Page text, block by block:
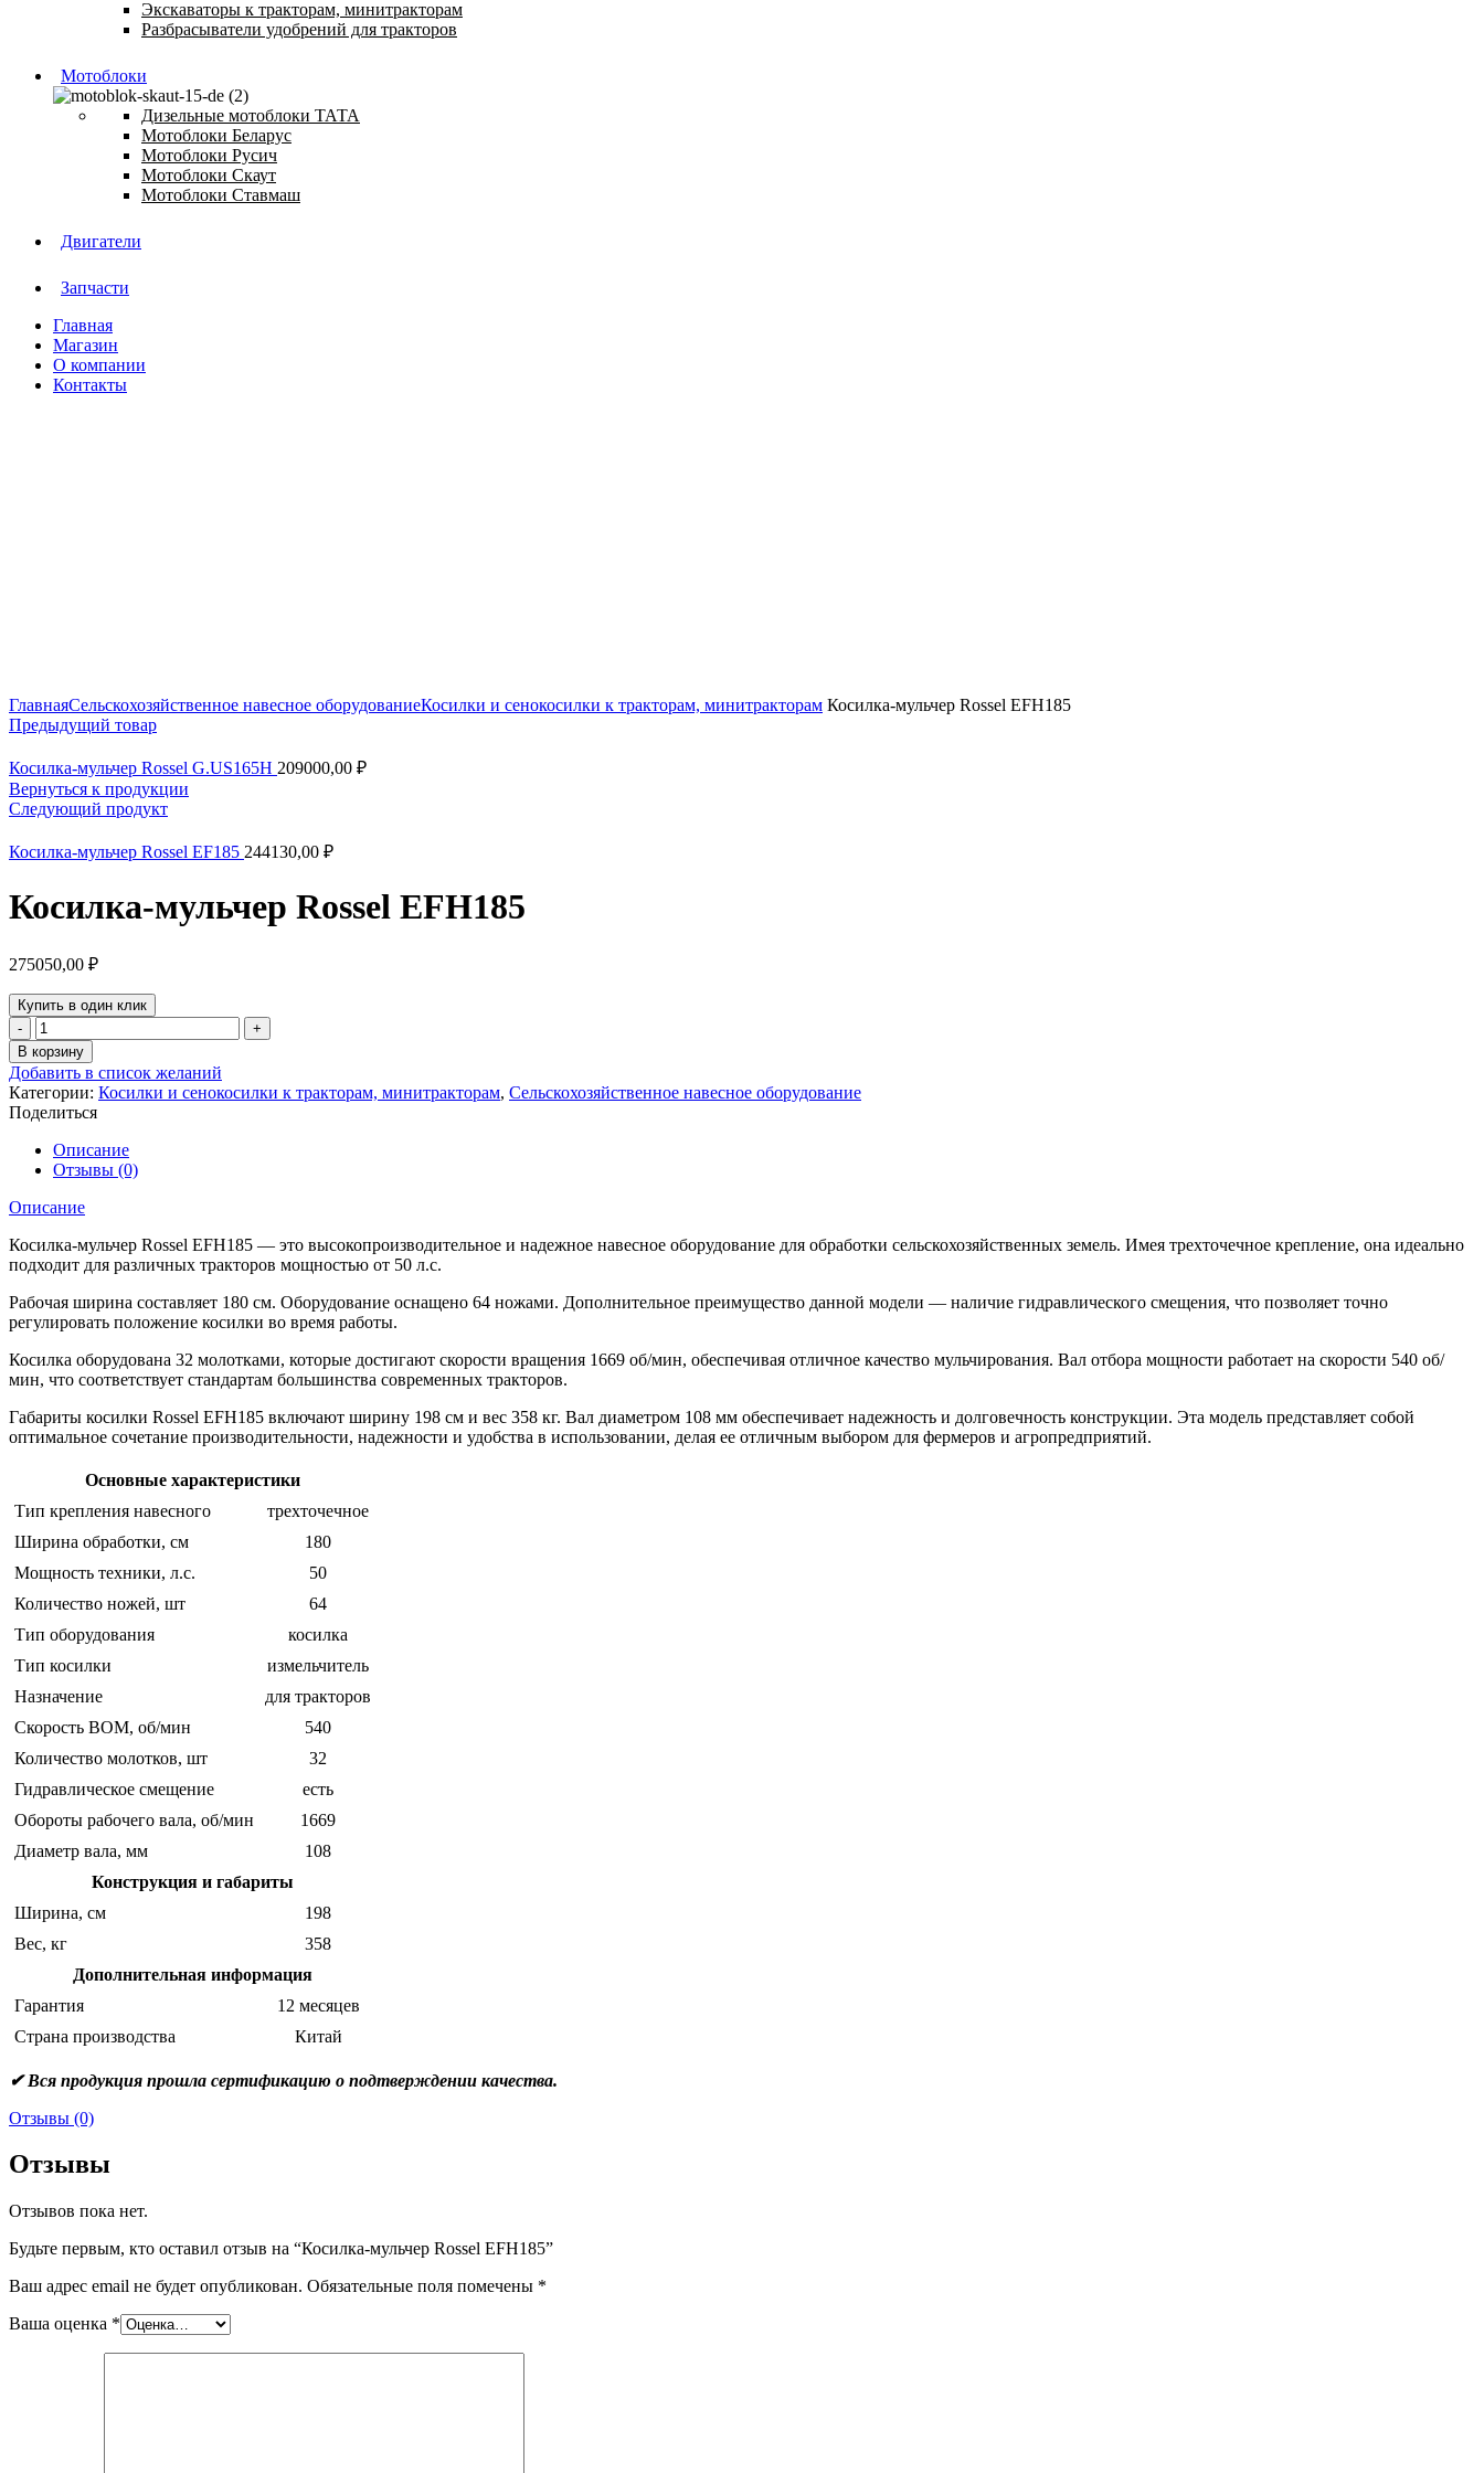
Экскаваторы к тракторам, минитракторам
Разбрасыватели удобрений для тракторов
Мотоблоки
Дизельные мотоблоки ТАТА
Мотоблоки Беларус
Мотоблоки Русич
Мотоблоки Скаут
Мотоблоки Ставмаш
Двигатели
Запчасти
Главная
Магазин
О компании
Контакты
ГлавнаяСельскохозяйственное навесное оборудованиеКосилки и сенокосилки к тракторам, минитракторам Косилка-мульчер Rossel EFH185
Предыдущий товар
Косилка-мульчер Rossel G.US165H 209000,00 ₽
Вернуться к продукции
Следующий продукт
Косилка-мульчер Rossel EF185 244130,00 ₽
Косилка-мульчер Rossel EFH185
275050,00 ₽
Купить в один клик
Количество
товара
Косилка-
мульчер
Rossel
EFH185
В корзину
Добавить в список желаний
Категории: Косилки и сенокосилки к тракторам, минитракторам, Сельскохозяйственное навесное оборудование
Поделиться
Описание
Отзывы (0)
Описание
Косилка-мульчер Rossel EFH185 — это высокопроизводительное и надежное навесное оборудование для обработки сельскохозяйственных земель. Имея трехточечное крепление, она идеально
подходит для различных тракторов мощностью от 50 л.с.
Рабочая ширина составляет 180 см. Оборудование оснащено 64 ножами. Дополнительное преимущество данной модели — наличие гидравлического смещения, что позволяет точно
регулировать положение косилки во время работы.
Косилка оборудована 32 молотками, которые достигают скорости вращения 1669 об/мин, обеспечивая отличное качество мульчирования. Вал отбора мощности работает на скорости 540 об/
мин, что соответствует стандартам большинства современных тракторов.
Габариты косилки Rossel EFH185 включают ширину 198 см и вес 358 кг. Вал диаметром 108 мм обеспечивает надежность и долговечность конструкции. Эта модель представляет собой
оптимальное сочетание производительности, надежности и удобства в использовании, делая ее отличным выбором для фермеров и агропредприятий.
Основные характеристики
Тип крепления навесного
трехточечное
Ширина обработки, см
180
Мощность техники, л.с.
50
Количество ножей, шт
64
Тип оборудования
косилка
Тип косилки
измельчитель
Назначение
для тракторов
Скорость ВОМ, об/мин
540
Количество молотков, шт
32
Гидравлическое смещение
есть
Обороты рабочего вала, об/мин
1669
Диаметр вала, мм
108
Конструкция и габариты
Ширина, см
198
Вес, кг
358
Дополнительная информация
Гарантия
12 месяцев
Страна производства
Китай
✔ Вся продукция прошла сертификацию о подтверждении качества.
Отзывы (0)
Отзывы
Отзывов пока нет.
Будьте первым, кто оставил отзыв на “Косилка-мульчер Rossel EFH185”
Ваш адрес email не будет опубликован. Обязательные поля помечены *
Ваша оценка *